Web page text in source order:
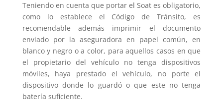
Teniendo en cuenta que portar el Soat es obligatorio,
como lo establece el Código de Tránsito, es
recomendable además imprimir el documento
enviado por la aseguradora en papel común, en
blanco y negro o a color, para aquellos casos en que
el propietario del vehículo no tenga dispositivos
móviles, haya prestado el vehículo, no porte el
dispositivo donde lo guardó o que este no tenga
batería suficiente.